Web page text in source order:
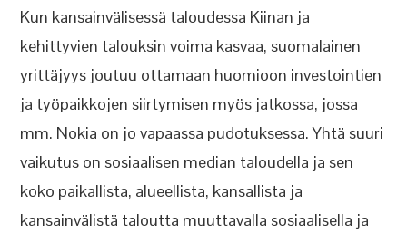
Kun kansainvälisessä taloudessa Kiinan ja
kehittyvien talouksin voima kasvaa, suomalainen
yrittäjyys joutuu ottamaan huomioon investointien
ja työpaikkojen siirtymisen myös jatkossa, jossa
mm. Nokia on jo vapaassa pudotuksessa. Yhtä suuri
vaikutus on sosiaalisen median taloudella ja sen
koko paikallista, alueellista, kansallista ja
kansainvälistä taloutta muuttavalla sosiaalisella ja